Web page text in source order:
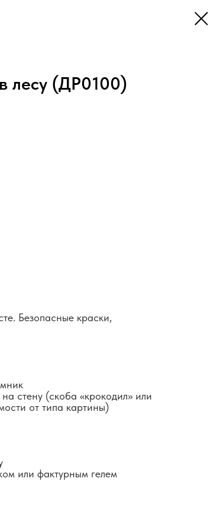
лесу (ДР0100)
Безопасные краски,
стену (скоба «крокодил» или
от типа картины)
или фактурным гелем